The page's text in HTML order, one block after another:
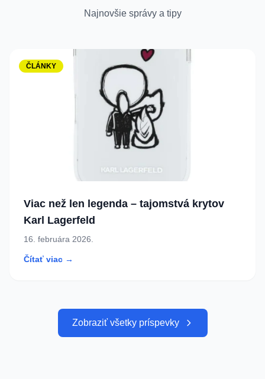
Najnovšie správy a tipy
ČLÁNKY
Viac než len legenda – tajomstvá krytov
Karl Lagerfeld
16. februára 2026.
Čítať viac →
Zobraziť všetky príspevky